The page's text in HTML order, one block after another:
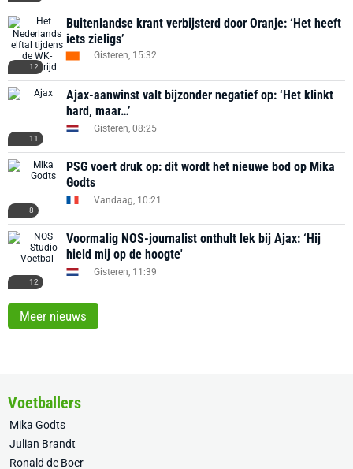
12
Buitenlandse krant verbijsterd door Oranje: ‘Het heeft
iets zieligs’
Gisteren, 15:32
11
Ajax-aanwinst valt bijzonder negatief op: ‘Het klinkt
hard, maar…’
Gisteren, 08:25
8
PSG voert druk op: dit wordt het nieuwe bod op Mika
Godts
Vandaag, 10:21
12
Voormalig NOS-journalist onthult lek bij Ajax: ‘Hij
hield mij op de hoogte'
Gisteren, 11:39
Meer nieuws
Voetballers
Mika Godts
Julian Brandt
Ronald de Boer